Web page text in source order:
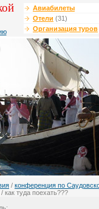
Авиабилеты
Отели (31)
Организация туров
/ конференция по
/ как туда поехать???